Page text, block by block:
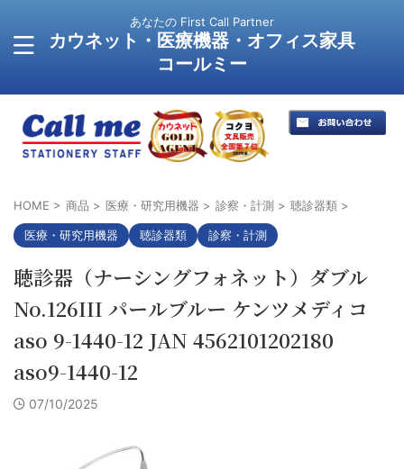
あなたの First Call Partner
カウネット・医療機器・オフィス家具
コールミー
HOME > 商品 > 医療・研究用機器 > 診察・計測 > 聴診器類 >
医療・研究用機器 聴診器類 診察・計測
聴診器（ナーシングフォネット）ダブル
No.126III パールブルー ケンツメディコ
aso 9-1440-12 JAN 4562101202180
aso9-1440-12
07/10/2025